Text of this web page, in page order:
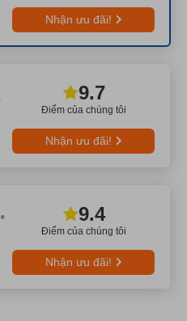
Nhận ưu đãi!
Điểm của chúng tôi
9.7
Nhận ưu đãi!
Điểm của chúng tôi
9.4
Nhận ưu đãi!